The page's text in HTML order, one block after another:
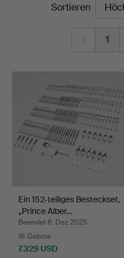
Vänersborg
EndpreiseSortieren
1
Ein 152-teiliges Besteckset,
„Prince Alber…
Beendet 6. Dez 2025
18 Gebote
7.329 USD